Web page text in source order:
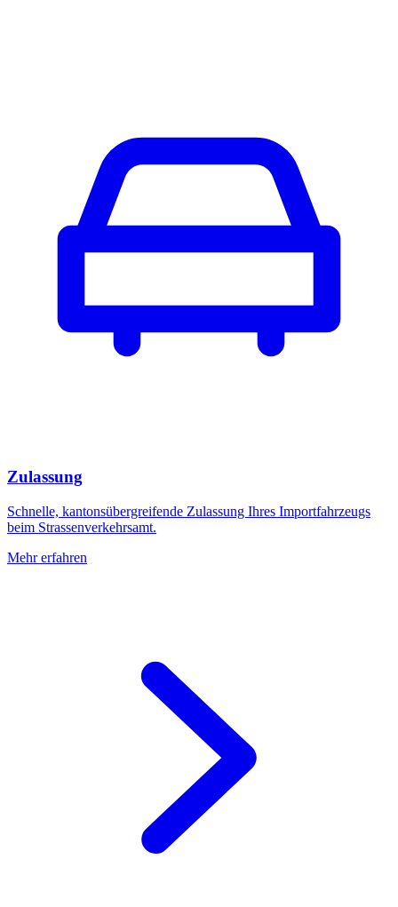
Zulassung
Schnelle, kantonsübergreifende Zulassung Ihres Importfahrzeugs
beim Strassenverkehrsamt.
Mehr erfahren